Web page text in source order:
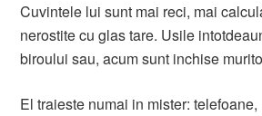
Cuvintele lui sunt mai reci, mai
nerostite cu glas tare. Usile
biroului sau, acum sunt inchise
El traieste numai in mister: